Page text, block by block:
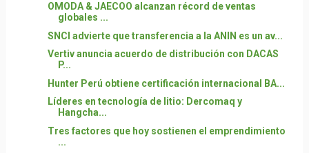
OMODA & JAECOO alcanzan récord de ventas
globales ...
SNCI advierte que transferencia a la ANIN es un av...
Vertiv anuncia acuerdo de distribución con DACAS
P...
Hunter Perú obtiene certificación internacional BA...
Líderes en tecnología de litio: Dercomaq y
Hangcha...
Tres factores que hoy sostienen el emprendimiento
...